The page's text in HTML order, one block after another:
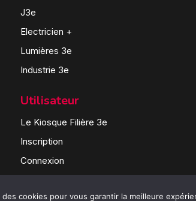
J3e
Electricien +
Lumières 3e
Industrie 3e
Utilisateur
Le Kiosque Filière 3e
Inscription
Connexion
des cookies pour vous garantir la meilleure